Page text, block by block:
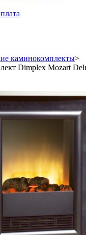
каминокомплекты>
Dimplex Mozart